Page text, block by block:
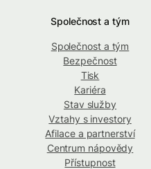
Společnost a tým
Společnost a tým
Bezpečnost
Tisk
Kariéra
Stav služby
Vztahy s investory
Afilace a partnerství
Centrum nápovědy
Přístupnost